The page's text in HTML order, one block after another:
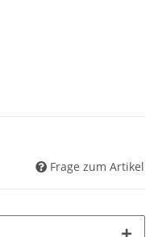
Frage zum Artikel